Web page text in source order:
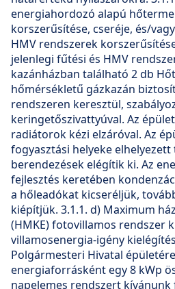
energiahordozó alapú
korszerűsítése, cseréje, és/
HMV rendszerek
jelenlegi fűtési és HMV
kazánházban található 2 db
hőmérsékletű gázkazán
rendszeren keresztül,
keringetőszivattyúval. Az
radiátorok kézi elzáróval. Az
fogyasztási helyeke
berendezések elégítik ki. Az
fejlesztés keretében
a hőleadókat kicseréljük,
kiépítjük. 3.1.1. d) Maximum
(HMKE) fotovillamos rendszer
villamosenergia-igény
Polgármesteri Hivatal
energiaforrásként egy 8 kWp
napelemes rendszert kívánunk